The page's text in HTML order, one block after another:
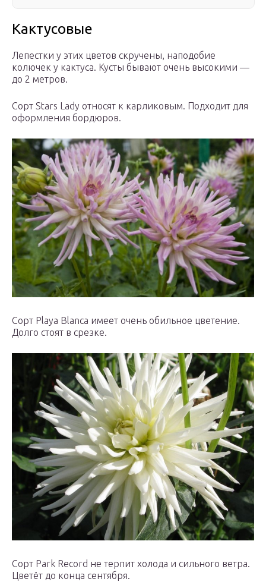
Кактусовые
Лепестки у этих цветов скручены, наподобие
колючек у кактуса. Кусты бывают очень высокими —
до 2 метров.
Сорт Stars Lady относят к карликовым. Подходит для
оформления бордюров.
Сорт Playa Blanca имеет очень обильное цветение.
Долго стоят в срезке.
Сорт Park Record не терпит холода и сильного ветра.
Цветёт до конца сентября.